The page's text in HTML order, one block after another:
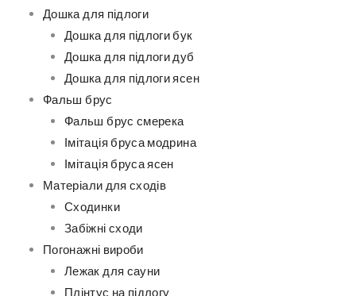
Дошка для підлоги
Дошка для підлоги бук
Дошка для підлоги дуб
Дошка для підлоги ясен
Фальш брус
Фальш брус смерека
Імітація бруса модрина
Імітація бруса ясен
Матеріали для сходів
Сходинки
Забіжні сходи
Погонажні вироби
Лежак для сауни
Плінтус на підлогу